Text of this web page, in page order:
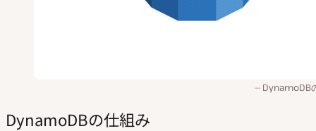
DynamoDB
DynamoDBの仕組み